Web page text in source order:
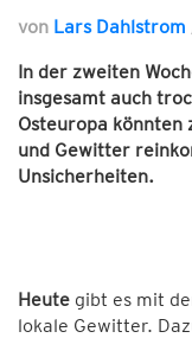
von Lars Dahlstrom
In der zweiten
insgesamt auch
Osteuropa könnten
und Gewitter
Unsicherheiten.
Heute gibt es mit
lokale Gewitter.